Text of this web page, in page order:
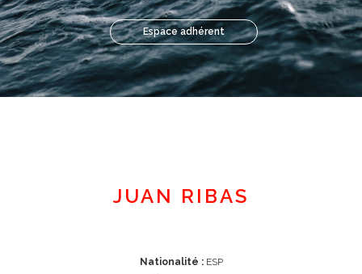
Espace adhérent
JUAN RIBAS
Nationalité :ESP